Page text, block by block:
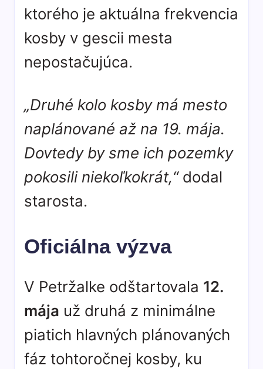
ktorého je aktuálna frekvencia
kosby v gescii mesta
nepostačujúca.
„Druhé kolo kosby má mesto
naplánované až na 19. mája.
Dovtedy by sme ich pozemky
pokosili niekoľkokrát,“dodal
starosta.
Oficiálna výzva
V Petržalke odštartovala 12.
mája už druhá z minimálne
piatich hlavných plánovaných
fáz tohtoročnej kosby, ku